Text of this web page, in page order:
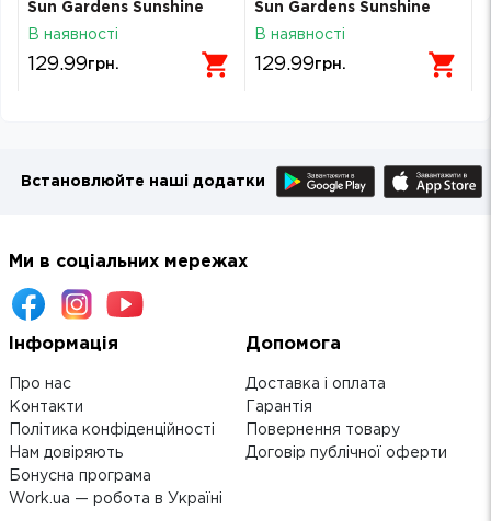
Sun Gardens Sunshine
PEKOE 100г 21865
В наявності
129.99грн.
Sun Gardens Sunshine
PEKOE 100г 21865
В наявності
129.99грн.
Встановлюйте наші додатки
Ми в соціальних мережах
Інформація
Про нас
Контакти
Політика конфіденційності
Нам довіряють
Бонусна програма
Work.ua — робота в Україні
Допомога
Доставка і оплата
Гарантія
Повернення товару
Договір публічної оферти